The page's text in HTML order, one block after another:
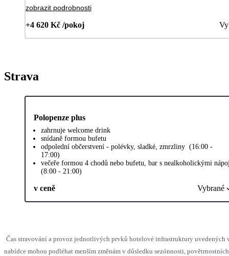
zobrazit podrobnosti
+4 620 Kč /pokoj
Strava
Polopenze plus
zahrnuje welcome drink
snídaně formou bufetu
odpolední občerstvení - polévky, sladké, zmrzliny (16:00 -
17:00)
večeře formou 4 chodů nebo bufetu, bar s nealkoholickými
(8:00 - 21:00)
v ceně Vybrané
Čas stravování a provoz jednotlivých prvků hotelové infrastruktury uvedených
nabídce mohou podléhat menším změnám v důsledku sezónnosti, povětrnostních